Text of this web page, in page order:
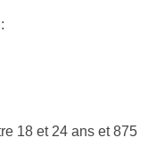
18 et 24 ans et 875